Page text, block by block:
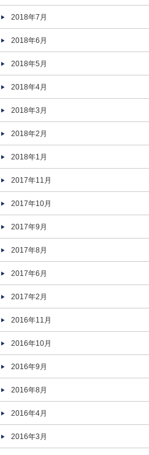
2018年7月
2018年6月
2018年5月
2018年4月
2018年3月
2018年2月
2018年1月
2017年11月
2017年10月
2017年9月
2017年8月
2017年6月
2017年2月
2016年11月
2016年10月
2016年9月
2016年8月
2016年4月
2016年3月